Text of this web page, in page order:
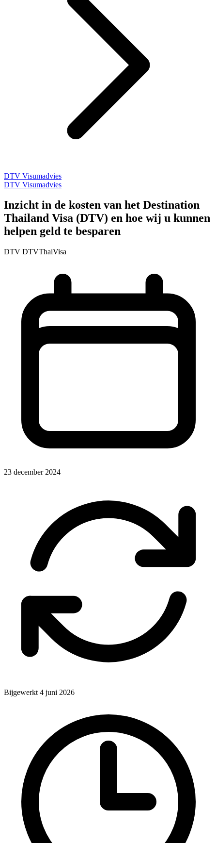
DTV Visumadvies
DTV Visumadvies
Inzicht in de kosten van het Destination
Thailand Visa (DTV) en hoe wij u kunnen
helpen geld te besparen
DTV DTVThaiVisa
23 december 2024
Bijgewerkt 4 juni 2026